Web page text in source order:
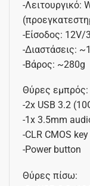
-Λειτουργικό:
-Είσοδος: 12V/
-Διαστάσεις:
-Βάρος: ~280g
Θύρες εμπρός:
-2x USB 3.2
-1x 3.5mm
-CLR CMOS key
-Power button
Θύρες πίσω: